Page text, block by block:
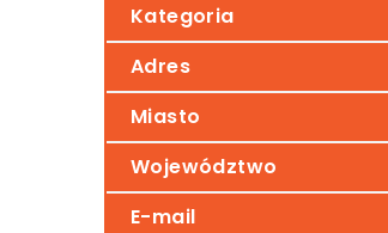
Kategoria
Adres
Miasto
Województwo
E-mail